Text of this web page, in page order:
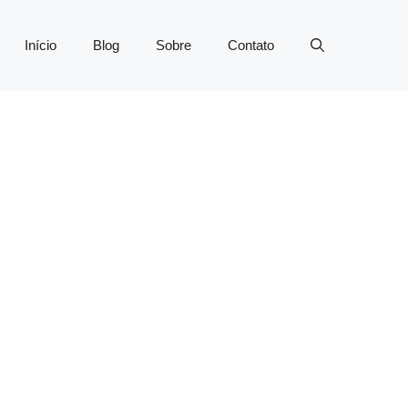
Início Blog Sobre Contato